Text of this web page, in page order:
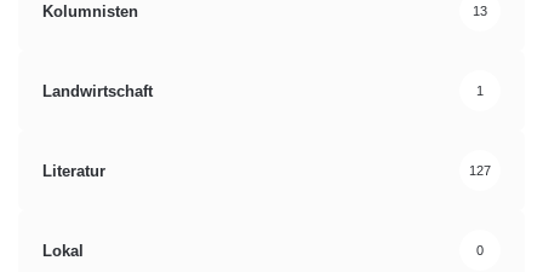
Kolumnisten 13
Landwirtschaft 1
Literatur 127
Lokal 0